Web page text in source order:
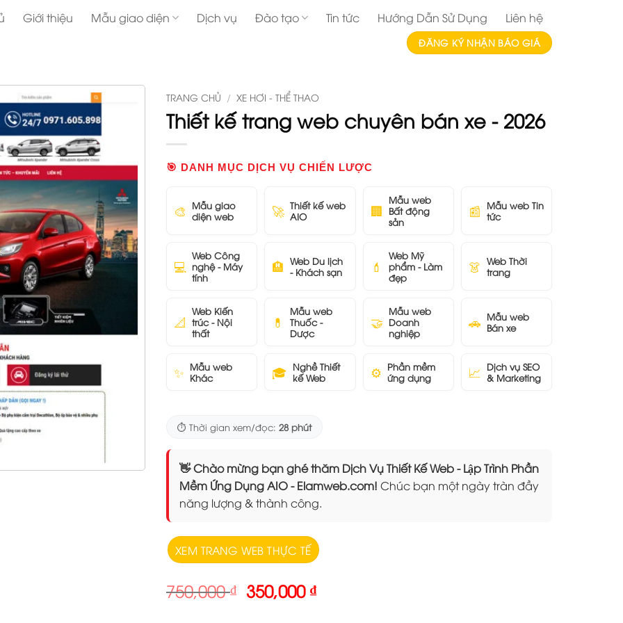
Giới thiệu Mẫu giao diện Dịch vụ Đào tạo Tin tức Hướng Dẫn Sử Dụng Liên hệ
ĐĂNG KÝ NHẬN BÁO GIÁ
TRANG CHỦ / XE HƠI - THỂ THAO
Thiết kế trang web chuyên bán xe - 2026
🎯 DANH MỤC DỊCH VỤ CHIẾN LƯỢC
🎨
Mẫu giao
diện web
🚀 Thiết kế web
AIO
🏢
Mẫu web
Bất động
sản
📰
Mẫu web Tin
tức
💻
Web Công
nghệ - Máy
tính
🏨 Web Du lịch
- Khách sạn
💄
Web Mỹ
phẩm - Làm
đẹp
👗 Web Thời
trang
📐
Web Kiến
trúc - Nội
thất
💊
Mẫu web
Thuốc -
Dược
🤝
Mẫu web
Doanh
nghiệp
🚗 Mẫu web
Bán xe
✨ Mẫu web
Khác
🎓 Nghề Thiết
kế Web
⚙️ Phần mềm
ứng dụng
📈
Dịch vụ SEO
& Marketing
⏱️ Thời gian xem/đọc: 28 phút
👋 Chào mừng bạn ghé thăm Dịch Vụ Thiết Kế Web - Lập Trình Phần
Mềm Ứng Dụng AIO - Elamweb.com! Chúc bạn một ngày tràn đầy
năng lượng & thành công.
XEM TRANG WEB THỰC TẾ
750,000₫ Giá
gốc
350,000₫Giá